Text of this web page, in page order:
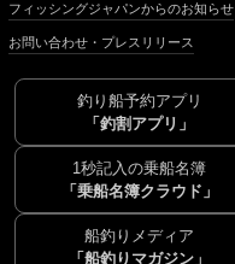
フィッシングジャパンからのお知らせ
お問い合わせ・プレスリリース
釣り船予約アプリ
「釣割アプリ」
1秒記入の乗船名簿
「乗船名簿クラウド」
船釣りメディア
「船釣りマガジン」